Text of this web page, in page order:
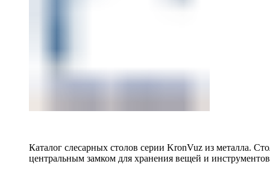
Каталог слесарных столов серии KronVuz из металла.
центральным замком для хранения вещей и